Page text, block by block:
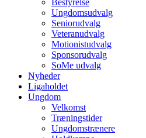
Bestyrelse
Ungdomsudvalg
Seniorudvalg
Veteranudvalg
Motionistudvalg
Sponsorudvalg
SoMe udvalg
Nyheder
Ligaholdet
Ungdom
Velkomst
Træningstider
Ungdomstrænere